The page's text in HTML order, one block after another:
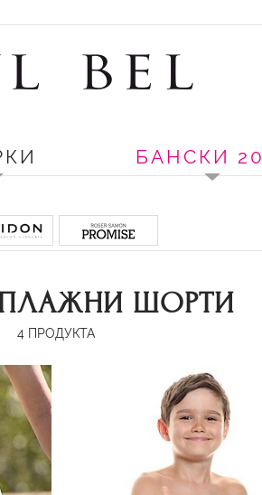
БАНСКИ
ШОРТИ
4 ПРОДУКТА